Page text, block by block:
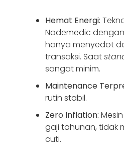
Hemat Energi:
Nodemedic dengan
hanya menyedot
transaksi. Saat
sangat minim.
Maintenance
rutin stabil.
Zero Inflation:
gaji tahunan, tidak
cuti.